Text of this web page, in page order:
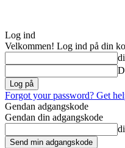
Log ind
Velkommen! Log ind på din
Forgot your password? Get
Gendan adgangskode
Gendan din adgangskode